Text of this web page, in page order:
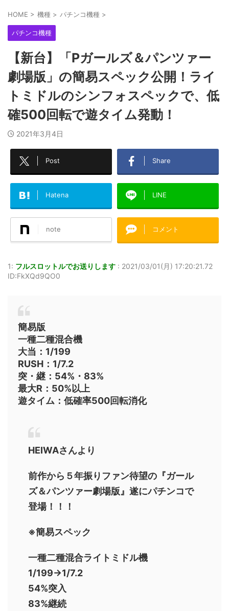
HOME > 機種 > パチンコ機種 >
パチンコ機種
【新台】「Pガールズ＆パンツァー
劇場版」の簡易スペック公開！ライ
トミドルのシンフォスペックで、低
確500回転で遊タイム発動！
2021年3月4日
Post Share
Hatena LINE
note コメント
1: フルスロットルでお送りします : 2021/03/01(月) 17:20:21.72
ID:FkXQd9QO0
簡易版
一種二種混合機
大当：1/199
RUSH：1/7.2
突・継：54%・83%
最大R：50%以上
遊タイム：低確率500回転消化
HEIWAさんより
前作から５年振りファン待望の『ガール
ズ＆パンツァー劇場版』遂にパチンコで
登場！！！
※簡易スペック
一種二種混合ライトミドル機
1/199→1/7.2
54%突入
83%継続